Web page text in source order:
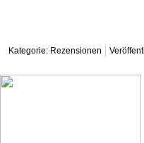
Kategorie: Rezensionen